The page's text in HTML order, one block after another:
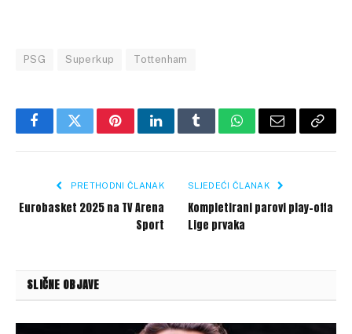
PSG Superkup Tottenham
FacebookTwitterPinterestLinkedInTumblrWhatsApp
Email Copy
PRETHODNI ČLANAK
Eurobasket 2025 na TV Arena
Sport
SLJEDEĆI ČLANAK
Kompletirani parovi play-offa
Lige prvaka
SLIČNE OBJAVE